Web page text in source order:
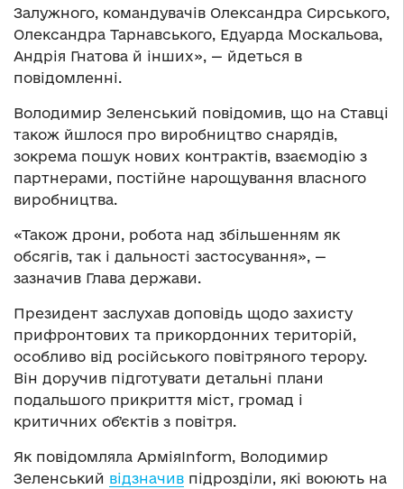
Залужного, командувачів Олександра Сирського,
Олександра Тарнавського, Едуарда Москальова,
Андрія Гнатова й інших», — йдеться в
повідомленні.
Володимир Зеленський повідомив, що на Ставці
також йшлося про виробництво снарядів,
зокрема пошук нових контрактів, взаємодію з
партнерами, постійне нарощування власного
виробництва.
«Також дрони, робота над збільшенням як
обсягів, так і дальності застосування», —
зазначив Глава держави.
Президент заслухав доповідь щодо захисту
прифронтових та прикордонних територій,
особливо від російського повітряного терору.
Він доручив підготувати детальні плани
подальшого прикриття міст, громад і
критичних обʼєктів з повітря.
Як повідомляла АрміяInform, Володимир
Зеленський відзначив підрозділи, які воюють на